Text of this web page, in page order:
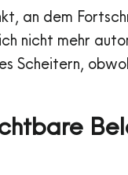
an dem
nicht mehr
Scheitern,